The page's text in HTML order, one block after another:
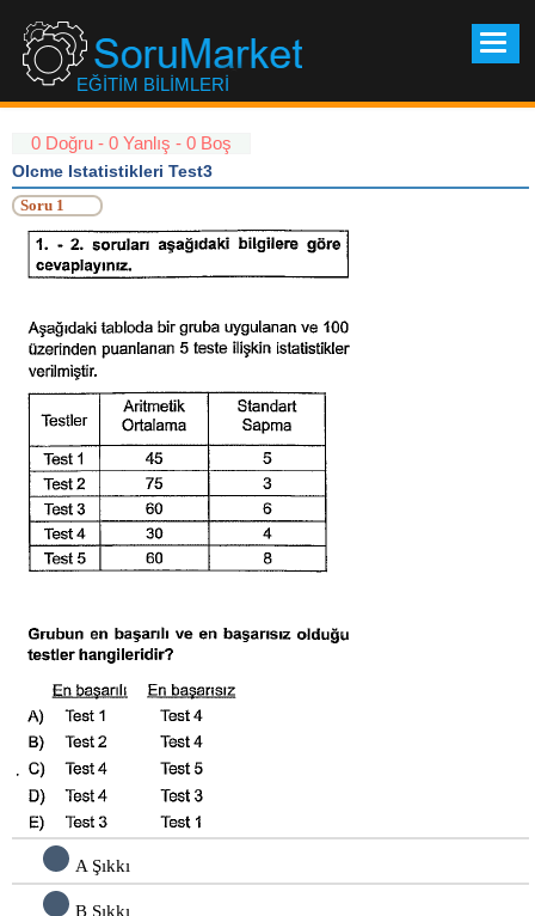
Soru
EĞİTİM BİLİMLERİ
0 Doğru - 0 Yanlış - 0 Boş
Olcme Istatistikleri Test3
Soru 1
A Şıkkı
B Şıkkı